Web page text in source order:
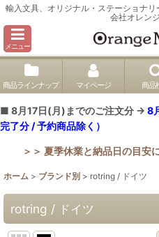
輸入文具、オリジナル・ステーショナ
会社オレン
メニュー
商品ラインナップ マイページ 商品
■ 8月17日(月)までのご注文分 → 8
完了分 / 予約商品除く）
＞＞ 夏季休業と納品日の目安
ホーム > ブランド別 > rotring / ドイツ
rotring / ドイツ